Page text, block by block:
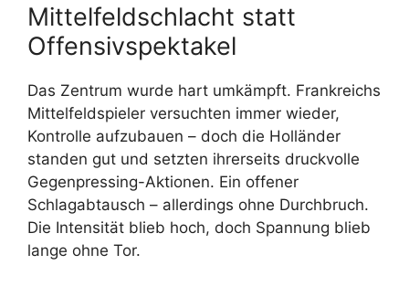
Mittelfeldschlacht statt
Offensivspektakel
Das Zentrum wurde hart umkämpft. Frankreichs
Mittelfeldspieler versuchten immer wieder,
Kontrolle aufzubauen – doch die Holländer
standen gut und setzten ihrerseits druckvolle
Gegenpressing-Aktionen. Ein offener
Schlagabtausch – allerdings ohne Durchbruch.
Die Intensität blieb hoch, doch Spannung blieb
lange ohne Tor.